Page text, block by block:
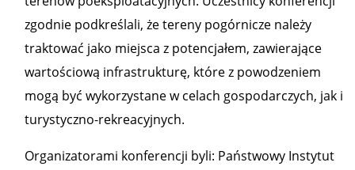
zgodnie podkreślali, że tereny pogórnicze należy
traktować jako miejsca z potencjałem, zawierające
wartościową infrastrukturę, które z powodzeniem
mogą być wykorzystane w celach gospodarczych, jak i
turystyczno-rekreacyjnych.
Organizatorami konferencji byli: Państwowy Instytut